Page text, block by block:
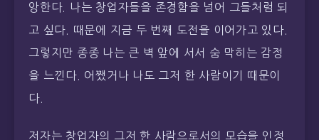
앙한다. 나는 창업자들을 존경함을 넘어 그들처럼 되
고 싶다. 때문에 지금 두 번째 도전을 이어가고 있다.
그렇지만 종종 나는 큰 벽 앞에 서서 숨 막히는 감정
을 느낀다. 어쨌거나 나도 그저 한 사람이기 때문이
다.
저자는 창업자의 그저 한 사람으로서의 모습을 인정